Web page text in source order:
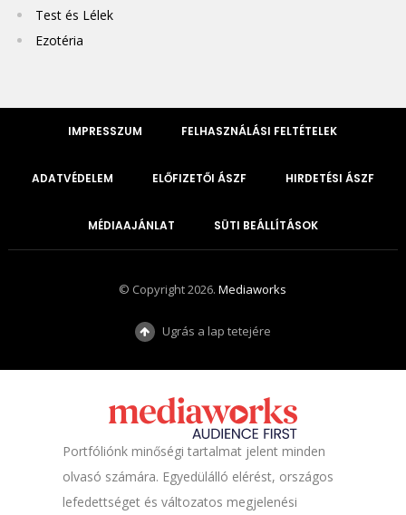
Test és Lélek
Ezotéria
IMPRESSZUM FELHASZNÁLÁSI FELTÉTELEK
ADATVÉDELEM ELŐFIZETŐI ÁSZF HIRDETÉSI ÁSZF
MÉDIAAJÁNLAT SÜTI BEÁLLÍTÁSOK
© Copyright 2026.Mediaworks
Ugrás a lap tetejére
Portfóliónk minőségi tartalmat jelent minden
olvasó számára. Egyedülálló elérést, országos
lefedettséget és változatos megjelenési